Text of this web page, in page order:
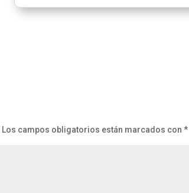
Los campos obligatorios están marcados con*